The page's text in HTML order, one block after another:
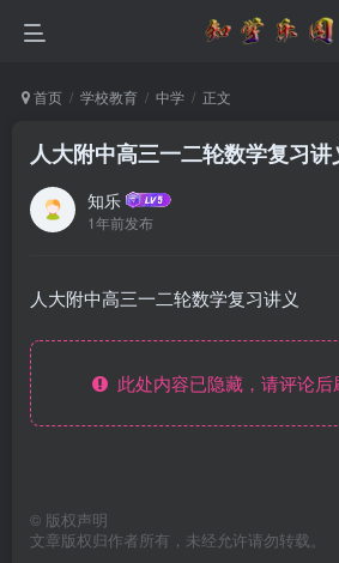
首页 学校教育 中学 正文
人大附中高三一二轮数学复习讲
知乐
1年前发布
人大附中高三一二轮数学复习讲义
此处内容已隐藏，请评论后
© 版权声明
文章版权归作者所有，未经允许请勿转载。